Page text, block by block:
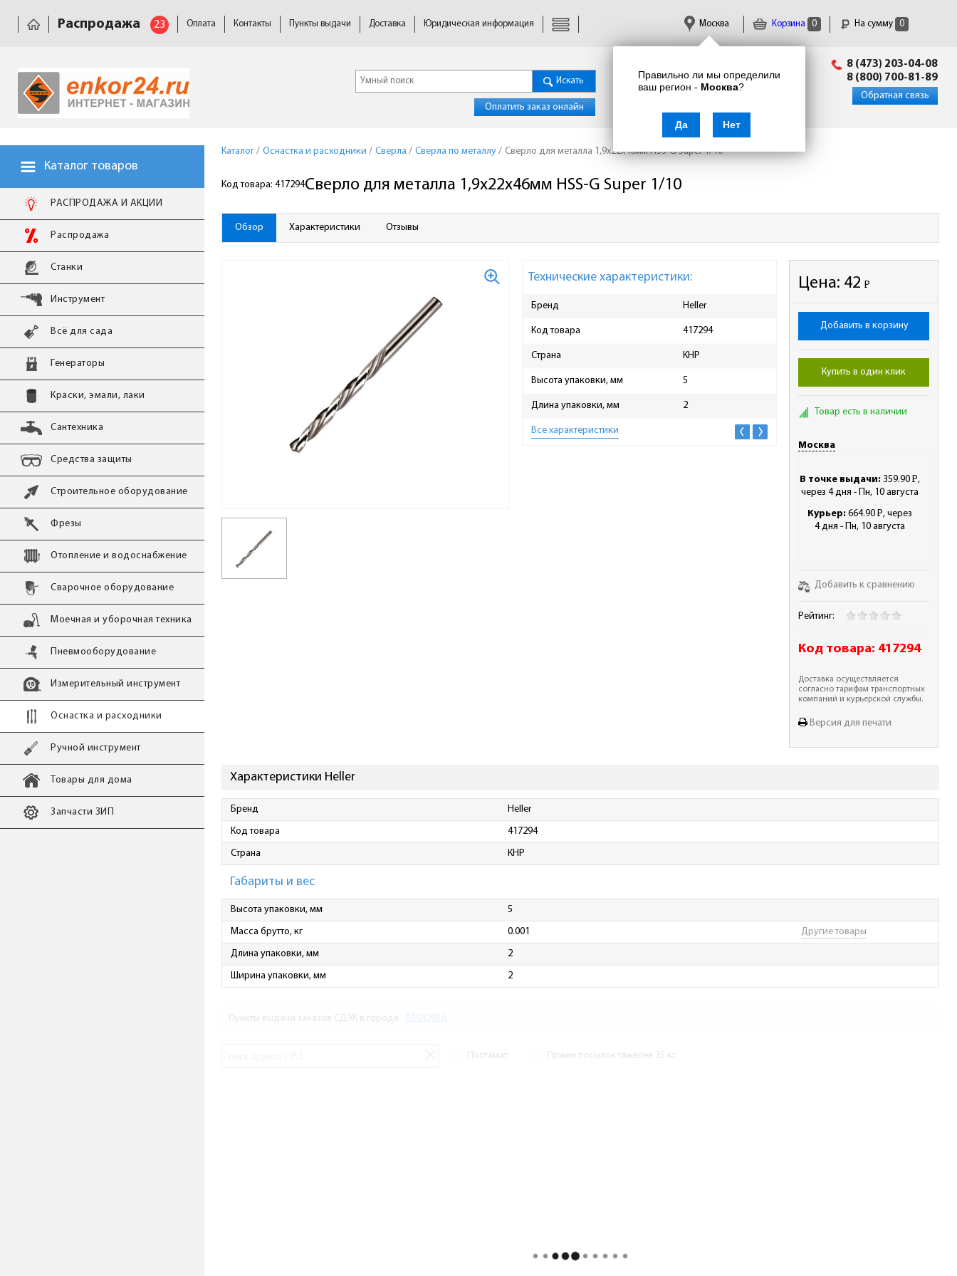
Корзина 0 На сумму 0
Правильно ли мы определили
ваш регион - Москва?
Да Нет
Москва
Распродажа 23 Оплата Контакты Пункты выдачи Доставка Юридическая информация
Искать
Оплатить заказ онлайн
info@enkor24.ru
8 (473) 203-04-08
8 (800) 700-81-89
Обратная связь
Каталог товаров
РАСПРОДАЖА И АКЦИИ
Распродажа
Станки
Инструмент
Всё для сада
Генераторы
Краски, эмали, лаки
Сантехника
Средства защиты
Строительное оборудование
Фрезы
Отопление и водоснабжение
Сварочное оборудование
Моечная и уборочная техника
Пневмооборудование
Измерительный инструмент
Оснастка и расходники
Ручной инструмент
Товары для дома
Запчасти ЗИП
Каталог / Оснастка и расходники / Сверла / Свёрла по металлу / Сверло для металла 1,9х22х46мм НSS-G Super 1/10
Код товара: 417294Сверло для металла 1,9х22х46мм НSS-G Super 1/10
Обзор Характеристики Отзывы
Технические характеристики:
Бренд Heller
Код товара 417294
Страна КНР
Высота упаковки, мм 5
Длина упаковки, мм 2
Масса брутто, кг
Все характеристики
Цена: 42Р
-
Добавить в корзину
Купить в один клик
Товар есть в наличии
Москва
В точке выдачи: 359.90 Р
- ,
через 4 дня - Пн, 10 августа
Курьер: 664.90 Р
- , через
4 дня - Пн, 10 августа
Добавить к сравнению
Рейтинг:
Код товара: 417294
Доставка осуществляется
согласно тарифам транспортных
компаний и курьерской службы.
Версия для печати
Характеристики Heller
Бренд Heller
Код товара 417294
Страна КНР
Габариты и вес
Высота упаковки, мм 5
Масса брутто, кг 0.001 Другие товары
Длина упаковки, мм 2
Ширина упаковки, мм 2
Пункты выдачи заказов СДЭК в городе
Постамат Прием посылок тяжелее 35 кг